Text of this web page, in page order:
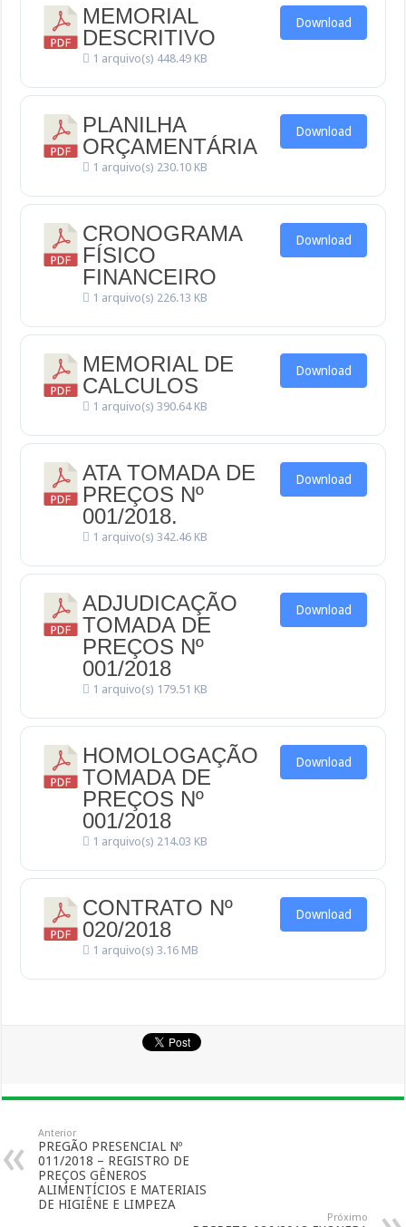
MEMORIAL
DESCRITIVO
1 arquivo(s) 448.49 KB
Download
PLANILHA
ORÇAMENTÁRIA
1 arquivo(s) 230.10 KB
Download
CRONOGRAMA
FÍSICO
FINANCEIRO
1 arquivo(s) 226.13 KB
Download
MEMORIAL DE
CALCULOS
1 arquivo(s)390.64 KB
Download
ATA TOMADA DE
PREÇOS Nº
001/2018.
1 arquivo(s)342.46 KB
Download
ADJUDICAÇÃO
TOMADA DE
PREÇOS Nº
001/2018
1 arquivo(s) 179.51 KB
Download
HOMOLOGAÇÃO
TOMADA DE
PREÇOS Nº
001/2018
1 arquivo(s) 214.03 KB
Download
CONTRATO Nº
020/2018
1 arquivo(s)3.16 MB
Download
Anterior
PREGÃO PRESENCIAL Nº
011/2018 – REGISTRO DE
PREÇOS GÊNEROS
ALIMENTÍCIOS E MATERIAIS
DE HIGIÊNE E LIMPEZA
Próximo